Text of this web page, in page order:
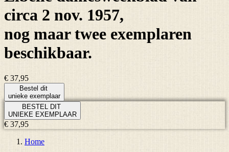
circa 2 nov. 1957,
nog maartwee exemplaren
beschikbaar.
€ 37,95
Bestel dit
unieke exemplaar
BESTEL DIT
UNIEKE EXEMPLAAR
€ 37,95
Home